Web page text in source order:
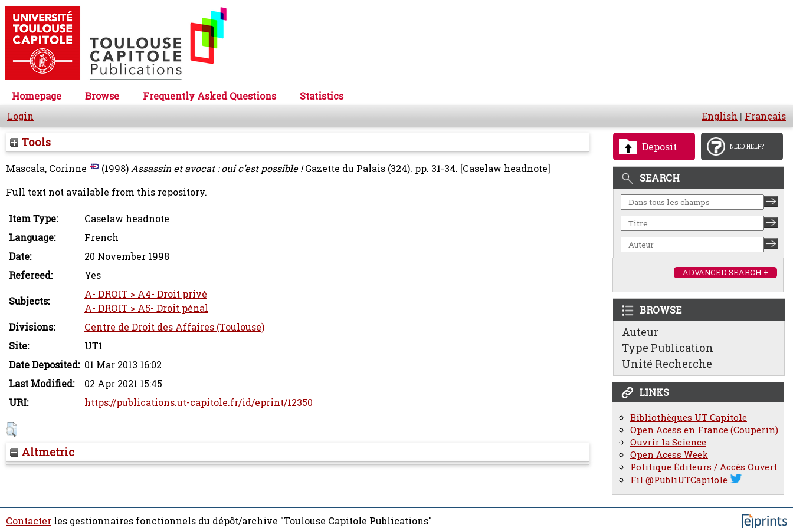
Homepage Browse Frequently Asked Questions
Statistics
Login
English | Français
Deposit NEED HELP?
SEARCH
ADVANCED SEARCH +
BROWSE
Auteur
Type Publication
Unité Recherche
LINKS
Bibliothèques UT Capitole
Open Acess en France (Couperin)
Ouvrir la Science
Open Acess Week
Politique Éditeurs / Accès Ouvert
Fil @PubliUTCapitole
Tools
Mascala, Corinne (1998)Assassin et avocat : oui c’est possible ! Gazette du Palais (324). pp. 31-34. [Caselaw headnote]
Full text not available from this repository.
Item Type:
Caselaw headnote
Language:
French
Date:
20 November 1998
Refereed:
Yes
Subjects:
A- DROIT > A4- Droit privé
A- DROIT > A5- Droit pénal
Divisions:
Centre de Droit des Affaires (Toulouse)
Site:
UT1
Date Deposited: 01 Mar 2013 16:02
Last Modified:
02 Apr 2021 15:45
URI:
https://publications.ut-capitole.fr/id/eprint/12350
Altmetric
Contacter les gestionnaires fonctionnels du dépôt/archive "Toulouse Capitole Publications"